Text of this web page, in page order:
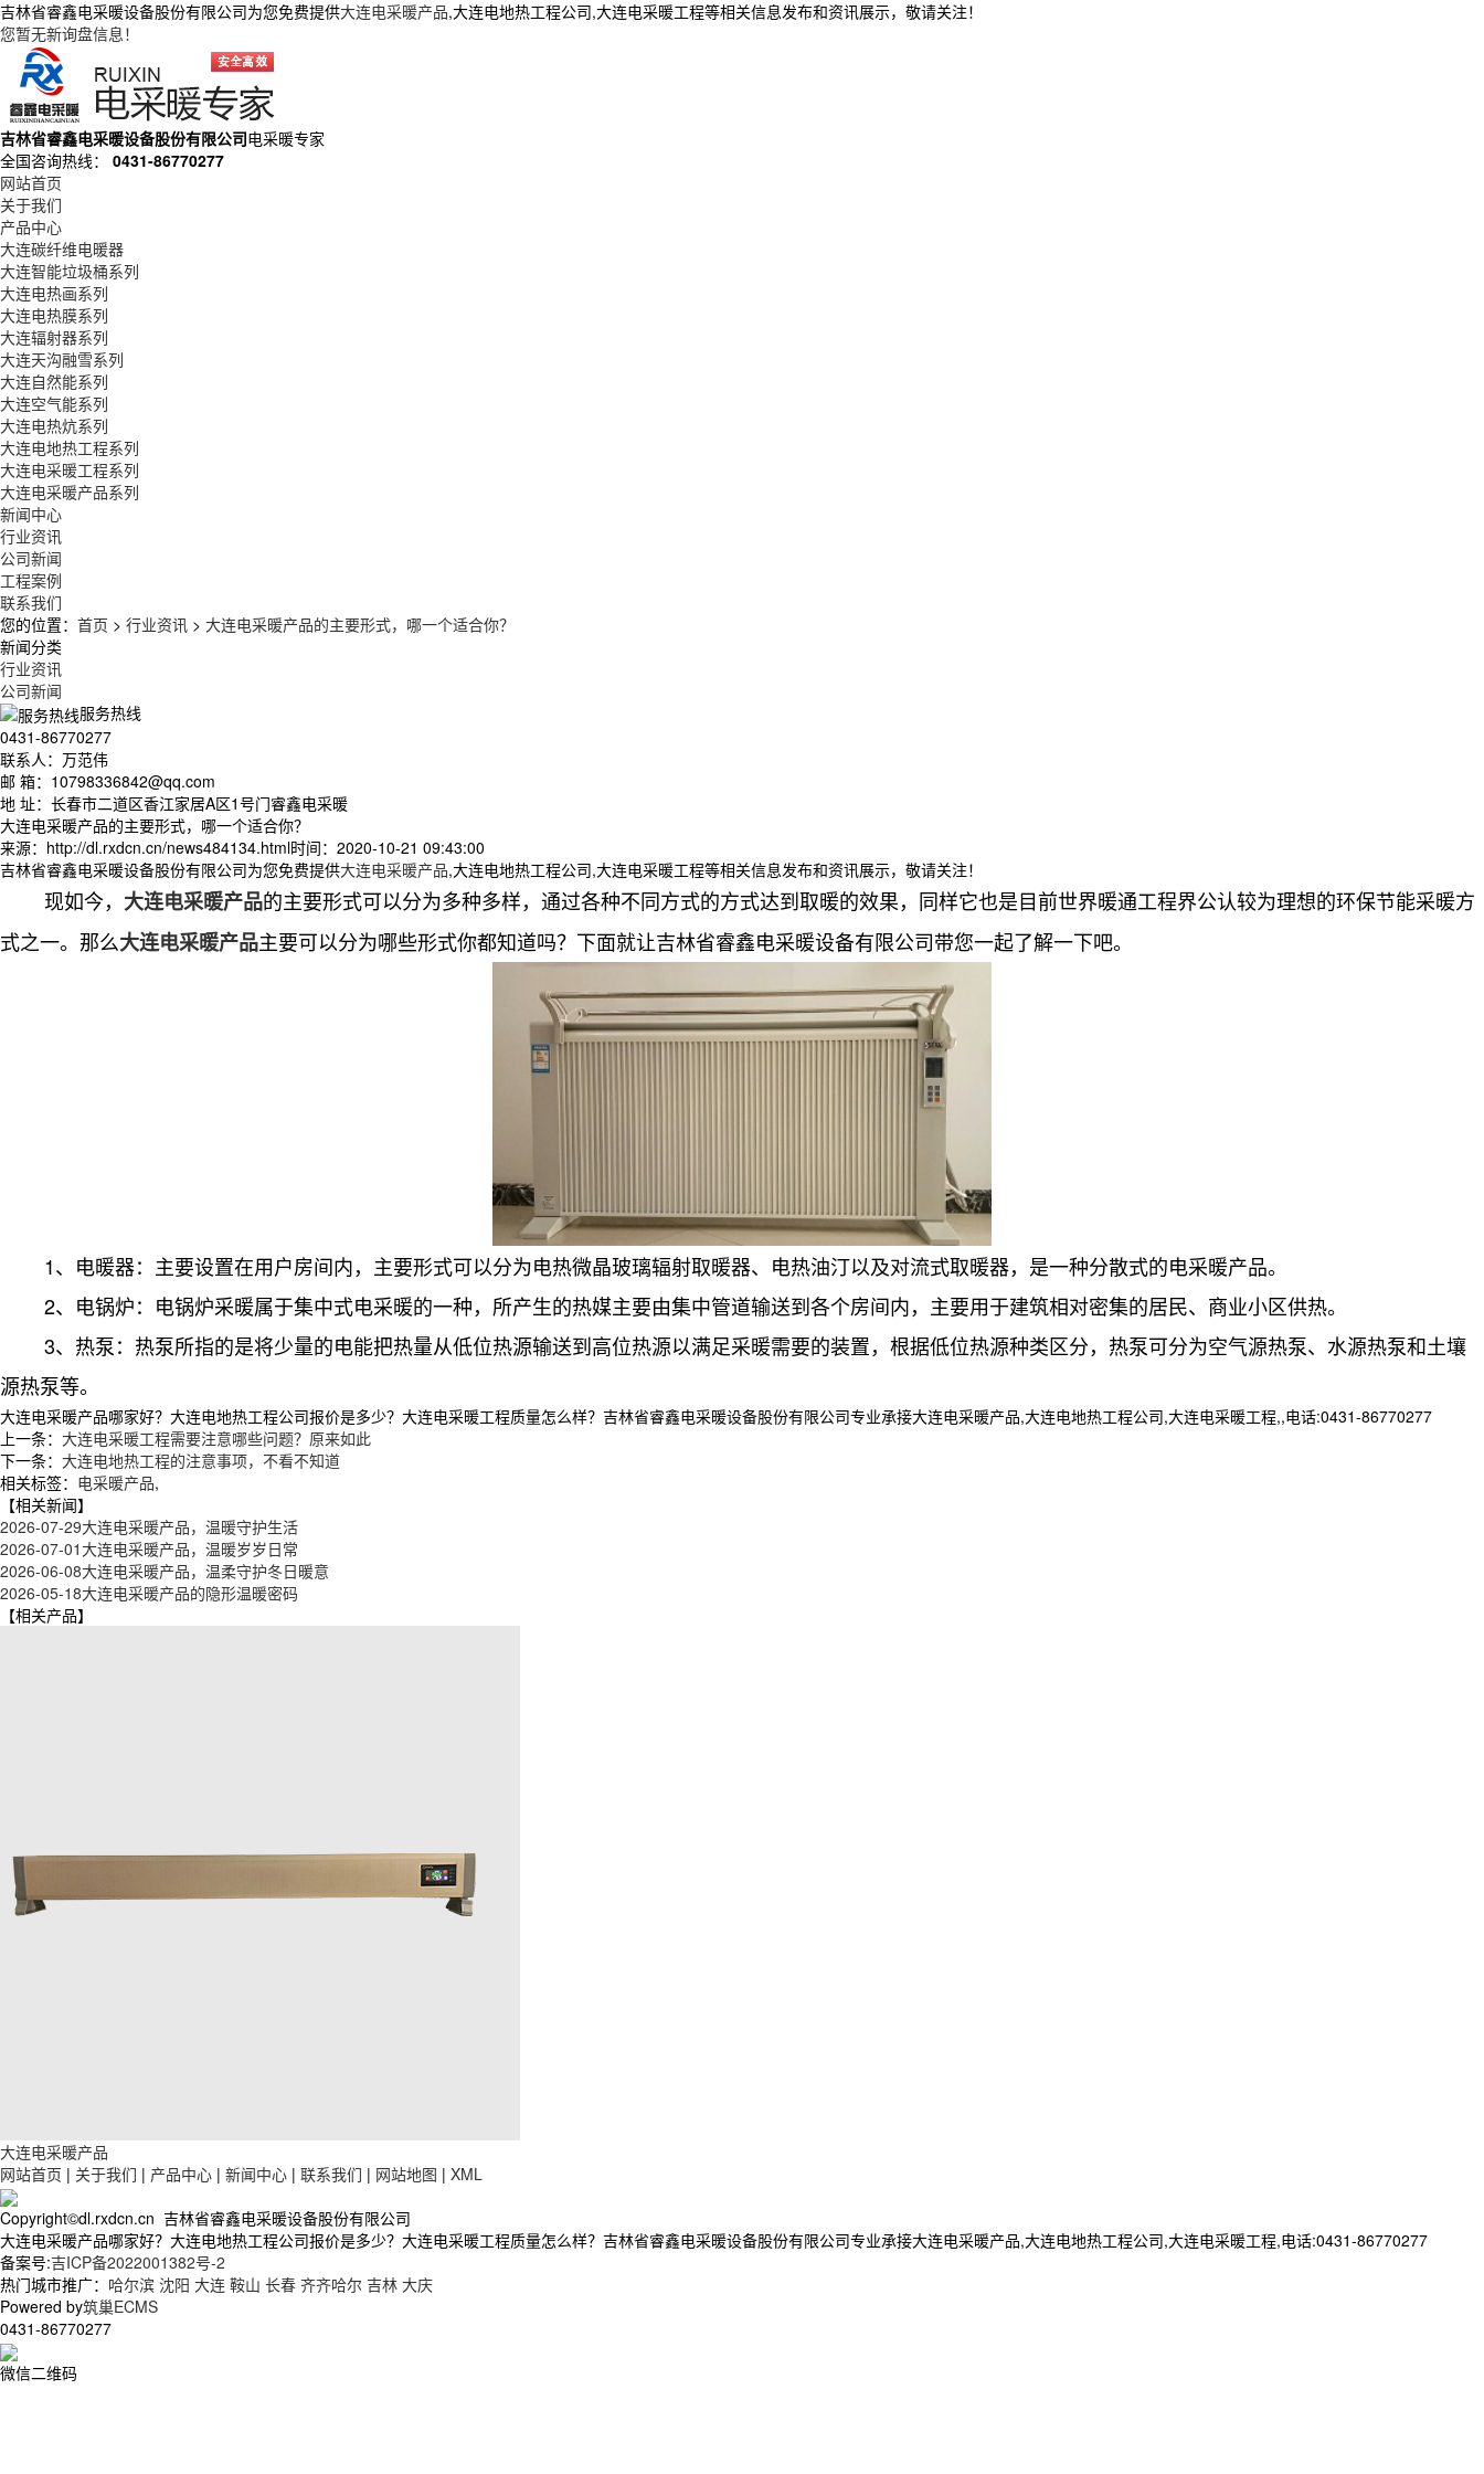
吉林省睿鑫电采暖设备股份有限公司为您免费提供大连电采暖产品,大连电地热工程公司,大连电采暖工程等相关信息发布和资讯展示，敬请关注！
您暂无新询盘信息！
吉林省睿鑫电采暖设备股份有限公司电采暖专家
全国咨询热线：
0431-86770277
网站首页
关于我们
产品中心
大连碳纤维电暖器
大连智能垃圾桶系列
大连电热画系列
大连电热膜系列
大连辐射器系列
大连天沟融雪系列
大连自然能系列
大连空气能系列
大连电热炕系列
大连电地热工程系列
大连电采暖工程系列
大连电采暖产品系列
新闻中心
行业资讯
公司新闻
工程案例
联系我们
您的位置： 首页 > 行业资讯 > 大连电采暖产品的主要形式，哪一个适合你？
新闻分类
行业资讯
公司新闻
服务热线
0431-86770277
联系人：万范伟
邮 箱：10798336842@qq.com
地 址：长春市二道区香江家居A区1号门睿鑫电采暖
大连电采暖产品的主要形式，哪一个适合你？
来源：http://dl.rxdcn.cn/news484134.html时间：2020-10-21 09:43:00
吉林省睿鑫电采暖设备股份有限公司为您免费提供大连电采暖产品,大连电地热工程公司,大连电采暖工程等相关信息发布和资讯展示，敬请关注！
现如今， 大连电采暖产品的主要形式可以分为多种多样，通过各种不同方式的方式达到取暖的效果，同样它也是目前世界暖通工程界公认较为理想的环保节能采暖方
式之一。那么大连电采暖产品主要可以分为哪些形式你都知道吗？下面就让吉林省睿鑫电采暖设备有限公司带您一起了解一下吧。
1、电暖器：主要设置在用户房间内，主要形式可以分为电热微晶玻璃辐射取暖器、电热油汀以及对流式取暖器，是一种分散式的电采暖产品。
2、电锅炉：电锅炉采暖属于集中式电采暖的一种，所产生的热媒主要由集中管道输送到各个房间内，主要用于建筑相对密集的居民、商业小区供热。
3、热泵：热泵所指的是将少量的电能把热量从低位热源输送到高位热源以满足采暖需要的装置，根据低位热源种类区分，热泵可分为空气源热泵、水源热泵和土壤
源热泵等。
大连电采暖产品哪家好？大连电地热工程公司报价是多少？大连电采暖工程质量怎么样？吉林省睿鑫电采暖设备股份有限公司专业承接大连电采暖产品,大连电地热工程公司,大连电采暖工程,,电话:0431-86770277
上一条： 大连电采暖工程需要注意哪些问题？原来如此
下一条： 大连电地热工程的注意事项，不看不知道
相关标签： 电采暖产品,
【相关新闻】
2026-07-29大连电采暖产品，温暖守护生活
2026-07-01大连电采暖产品，温暖岁岁日常
2026-06-08大连电采暖产品，温柔守护冬日暖意
2026-05-18大连电采暖产品的隐形温暖密码
【相关产品】
大连电采暖产品
网站首页 | 关于我们 | 产品中心 | 新闻中心 | 联系我们 | 网站地图 | XML
Copyright©dl.rxdcn.cn 吉林省睿鑫电采暖设备股份有限公司
大连电采暖产品哪家好？大连电地热工程公司报价是多少？大连电采暖工程质量怎么样？吉林省睿鑫电采暖设备股份有限公司专业承接大连电采暖产品,大连电地热工程公司,大连电采暖工程,电话:0431-86770277
备案号:吉ICP备2022001382号-2
热门城市推广： 哈尔滨 沈阳 大连 鞍山 长春 齐齐哈尔 吉林 大庆
Powered by筑巢ECMS
0431-86770277
微信二维码